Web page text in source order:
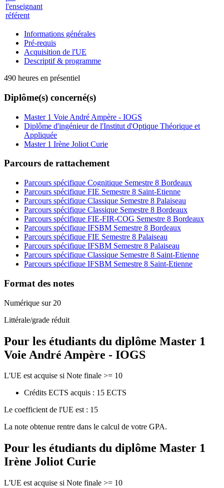
l'enseignant
référent
Informations générales
Pré-requis
Acquisition de l'UE
Descriptif & programme
490 heures en présentiel
Diplôme(s) concerné(s)
Master 1 Voie André Ampère - IOGS
Diplôme d'ingénieur de l'Institut d'Optique Théorique et
Appliquée
Master 1 Irène Joliot Curie
Parcours de rattachement
Parcours spécifique Cognitique Semestre 8 Bordeaux
Parcours spécifique FIE Semestre 8 Saint-Etienne
Parcours spécifique Classique Semestre 8 Palaiseau
Parcours spécifique Classique Semestre 8 Bordeaux
Parcours spécifique FIE-FIR-COG Semestre 8 Bordeaux
Parcours spécifique IFSBM Semestre 8 Bordeaux
Parcours spécifique FIE Semestre 8 Palaiseau
Parcours spécifique IFSBM Semestre 8 Palaiseau
Parcours spécifique Classique Semestre 8 Saint-Etienne
Parcours spécifique IFSBM Semestre 8 Saint-Etienne
Format des notes
Numérique sur 20
Littérale/grade réduit
Pour les étudiants du diplôme Master 1
Voie André Ampère - IOGS
L'UE est acquise si Note finale >= 10
Crédits ECTS acquis : 15 ECTS
Le coefficient de l'UE est : 15
La note obtenue rentre dans le calcul de votre GPA.
Pour les étudiants du diplôme Master 1
Irène Joliot Curie
L'UE est acquise si Note finale >= 10